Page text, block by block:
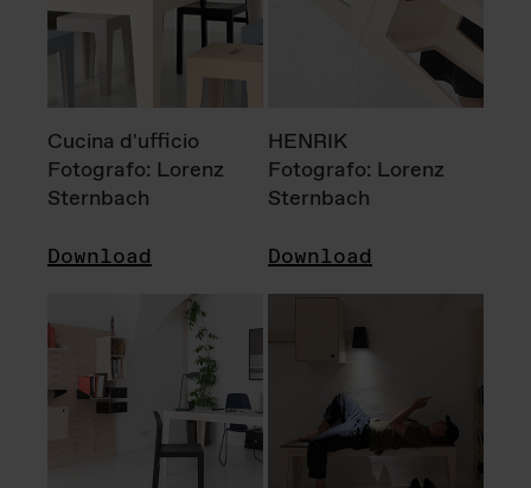
Cucina d'ufficio
Fotografo: Lorenz
Sternbach
Download
HENRIK
Fotografo: Lorenz
Sternbach
Download